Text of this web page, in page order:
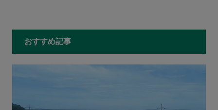
おすすめ記事